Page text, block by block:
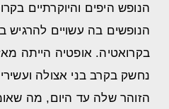
הנופש היפים והיוקרתיים
הנופשים בה עשויים להרגיש
נחשק בקרב בני אצולה
הזוהר שלה עד היום, מה